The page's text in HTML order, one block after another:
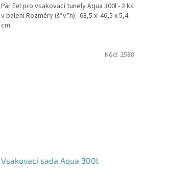
Pár čel pro vsakovací tunely Aqua 300l - 2 ks
v balení Rozměry (š*v*h): 68,5 x 46,5 x 5,4
cm
Vsakovací sada Aqua 300l
Kód: 2588